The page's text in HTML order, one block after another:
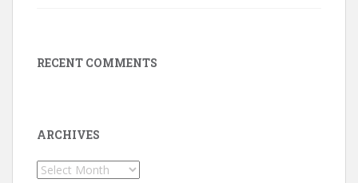
RECENT COMMENTS
ARCHIVES
Archives